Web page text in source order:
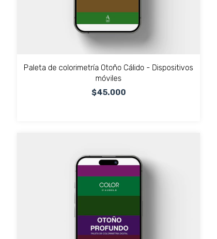
Paleta de colorimetría Otoño Cálido - Dispositivos
móviles
$45.000